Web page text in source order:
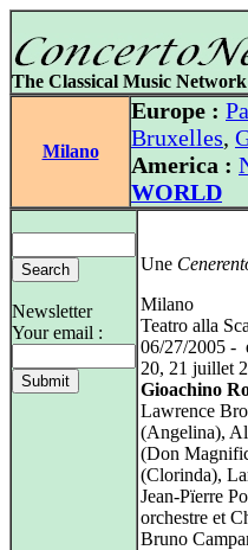
The Classical Music Network
Milano
Europe :
Bruxelles,
America :
WORLD
Newsletter
Your email :
Une
Milano
Teatro alla
06/27/2005 -
20, 21 juillet
Gioachino
Lawrence
(Angelina),
(Don
(Clorinda),
Jean-Pïerre
orchestre et
Bruno